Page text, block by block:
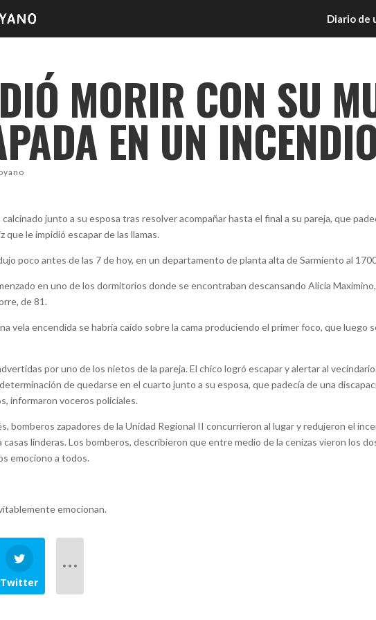
Diario de
MORIR CON SU
EN UN
junto a su esposa tras resolver acompañar hasta el final a su pareja, que
que le impidió escapar de las llamas.
poco antes de las 7 de hoy, en un departamento de planta alta de Sarmiento al
en uno de los dormitorios donde se encontraban descansando Alicia
de 81.
vela encendida se habría caído sobre la cama produciendo el primer foco, que luego
por uno de los nietos de la pareja. El chico logró escapar y alertar al
de quedarse en el cuarto junto a su esposa, que padecía de una
informaron voceros policiales.
bomberos zapadores de la Unidad Regional II concurrieron al lugar y redujeron el
casas linderas. Los bomberos, describieron que entre medio de la cenizas vieron los
emociono a todos.
emocionan.
Twitter